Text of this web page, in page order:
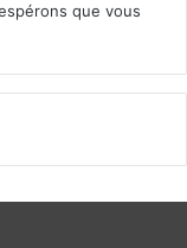
que vous